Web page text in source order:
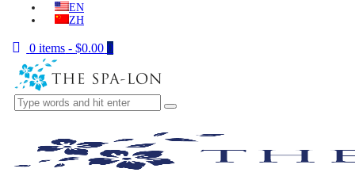
EN
ZH
0 items -$0.00 0